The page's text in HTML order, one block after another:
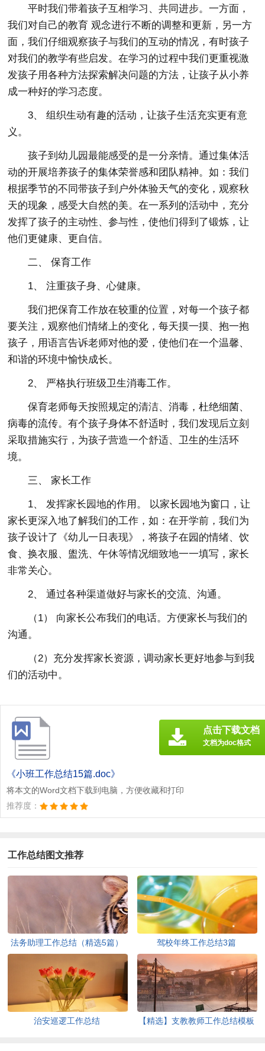
平时我们带着孩子互相学习、共同进步。一方面，
我们对自己的教育 观念进行不断的调整和更新，另一方
面，我们仔细观察孩子与我们的互动的情况，有时孩子
对我们的教学有些启发。在学习的过程中我们更重视激
发孩子用各种方法探索解决问题的方法，让孩子从小养
成一种好的学习态度。
3、 组织生动有趣的活动，让孩子生活充实更有意
义。
孩子到幼儿园最能感受的是一分亲情。通过集体活
动的开展培养孩子的集体荣誉感和团队精神。如：我们
根据季节的不同带孩子到户外体验天气的变化，观察秋
天的现象，感受大自然的美。在一系列的活动中，充分
发挥了孩子的主动性、参与性，使他们得到了锻炼，让
他们更健康、更自信。
二、 保育工作
1、 注重孩子身、心健康。
我们把保育工作放在较重的位置，对每一个孩子都
要关注，观察他们情绪上的变化，每天摸一摸、抱一抱
孩子，用语言告诉老师对他的爱，使他们在一个温馨、
和谐的环境中愉快成长。
2、 严格执行班级卫生消毒工作。
保育老师每天按照规定的清洁、消毒，杜绝细菌、
病毒的流传。有个孩子身体不舒适时，我们发现后立刻
采取措施实行，为孩子营造一个舒适、卫生的生活环
境。
三、 家长工作
1、 发挥家长园地的作用。 以家长园地为窗口，让
家长更深入地了解我们的工作，如：在开学前，我们为
孩子设计了《幼儿一日表现》，将孩子在园的情绪、饮
食、换衣服、盥洗、午休等情况细致地一一填写，家长
非常关心。
2、 通过各种渠道做好与家长的交流、沟通。
（1） 向家长公布我们的电话。方便家长与我们的
沟通。
（2）充分发挥家长资源，调动家长更好地参与到我
们的活动中。
《小班工作总结15篇.doc》
将本文的Word文档下载到电脑，方便收藏和打印
推荐度：
点击下载文档
文档为doc格式
工作总结图文推荐
法务助理工作总结（精选5篇） 驾校年终工作总结3篇
治安巡逻工作总结
【精选】支教教师工作总结模板